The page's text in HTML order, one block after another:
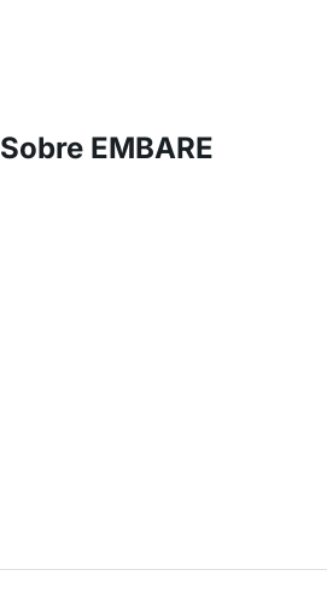
Sobre EMBARE